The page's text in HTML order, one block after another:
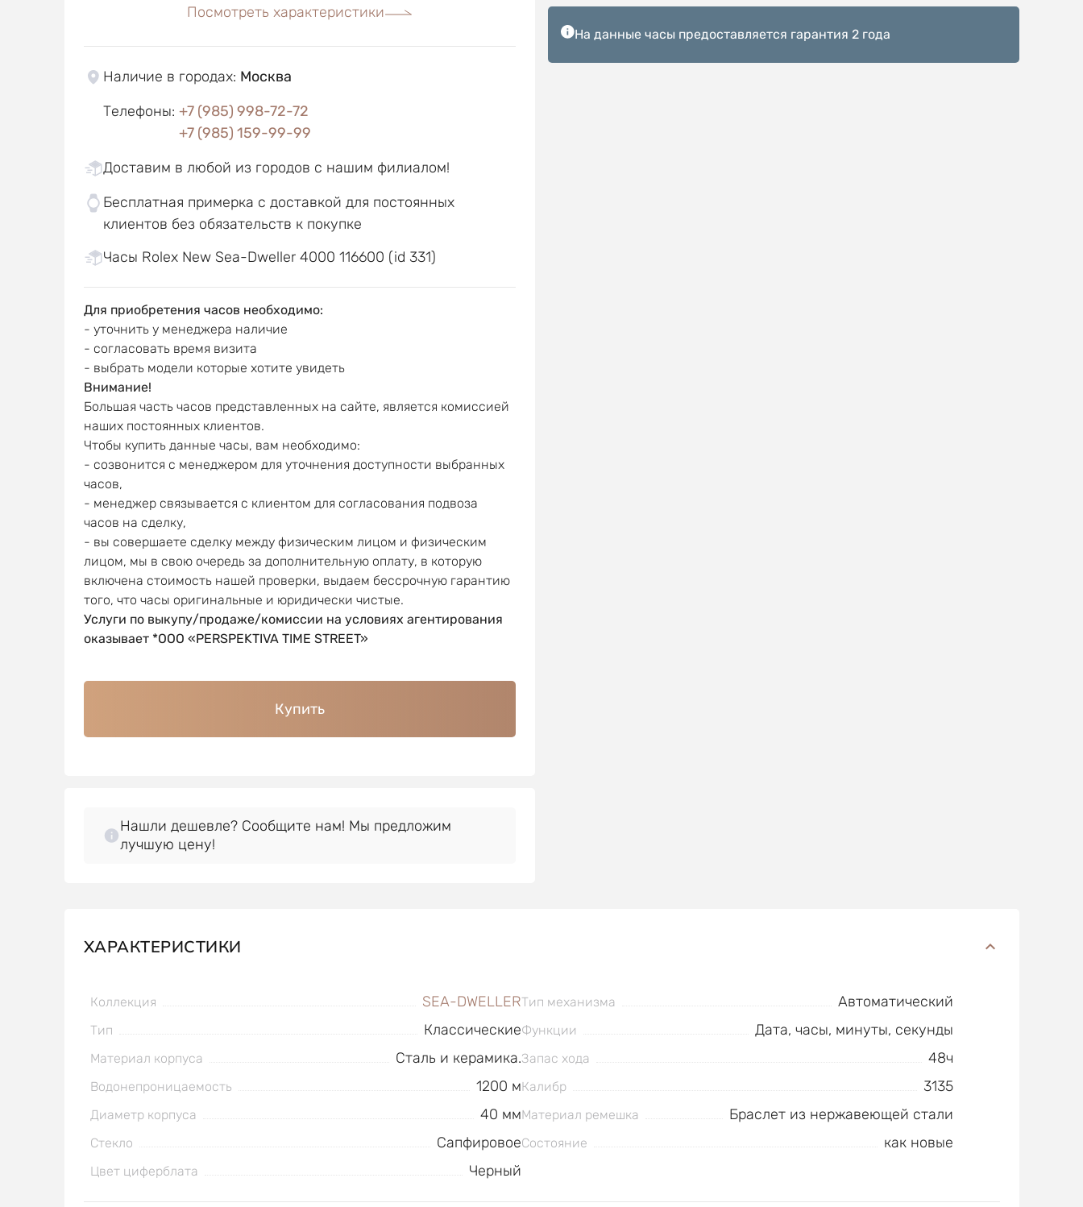
Посмотреть характеристики
Наличие в городах: Москва
Телефоны: +7 (985) 998-72-72
+7 (985) 159-99-99
Доставим в любой из городов с нашим филиалом!
Бесплатная примерка с доставкой для постоянных
клиентов без обязательств к покупке
Часы Rolex New Sea-Dweller 4000 116600 (id 331)
Для приобретения часов необходимо:
- уточнить у менеджера наличие
- согласовать время визита
- выбрать модели которые хотите увидеть
Внимание!
Большая часть часов представленных на сайте, является комиссией
наших постоянных клиентов.
Чтобы купить данные часы, вам необходимо:
- созвонится с менеджером для уточнения доступности выбранных
часов,
- менеджер связывается с клиентом для согласования подвоза
часов на сделку,
- вы совершаете сделку между физическим лицом и физическим
лицом, мы в свою очередь за дополнительную оплату, в которую
включена стоимость нашей проверки, выдаем бессрочную гарантию
того, что часы оригинальные и юридически чистые.
Услуги по выкупу/продаже/комиссии на условиях агентирования
оказывает *OOO «PERSPEKTIVA TIME STREET»
Купить
Нашли дешевле? Сообщите нам! Мы предложим
лучшую цену!
На данные часы предоставляется гарантия 2 года
ХАРАКТЕРИСТИКИ
Коллекция SEA-DWELLER
Тип Классические
Материал корпуса Сталь и керамика.
Водонепроницаемость 1200 м
Диаметр корпуса 40 мм
Стекло Сапфировое
Цвет циферблата Черный
Тип механизма Автоматический
Функции Дата, часы, минуты, секунды
Запас хода 48ч
Калибр 3135
Материал ремешка Браслет из нержавеющей стали
Состояние как новые